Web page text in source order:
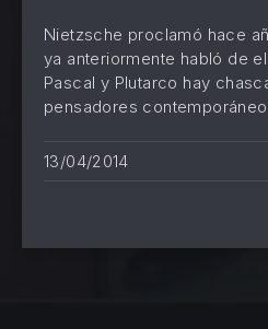
Nietzsche proclamó hace
ya anteriormente habló de
Pascal y Plutarco hay
pensadores
13/04/2014